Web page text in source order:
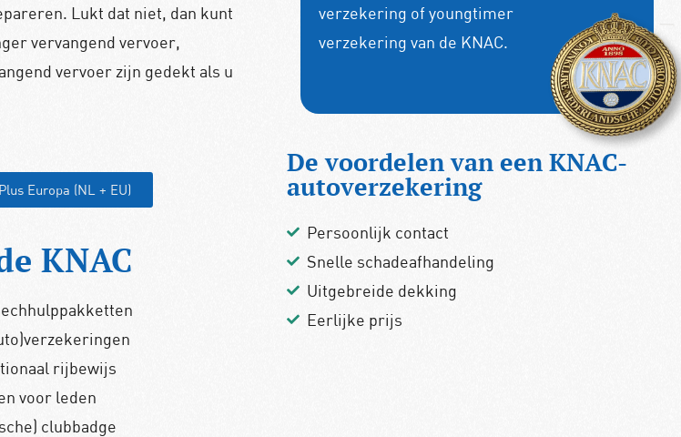
Lukt dat niet, dan kunt
vervangend vervoer,
vervoer zijn gedekt als u
Europa (NL + EU)
KNAC
rijbewijs
voor leden
clubbadge
verzekering of youngtimer
verzekering van de KNAC.
De voordelen van een KNAC-
autoverzekering
Persoonlijk contact
Snelle schadeafhandeling
Uitgebreide dekking
Eerlijke prijs